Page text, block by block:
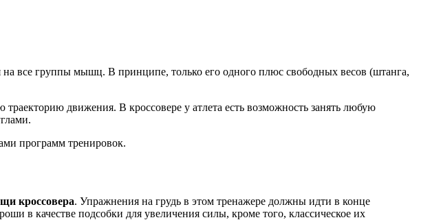
все группы мышц. В принципе, только его одного плюс свободных весов (штанга,
движения. В кроссовере у атлета есть возможность занять любую
программ тренировок.
кроссовера. Упражнения на грудь в этом тренажере должны идти в конце
в качестве подсобки для увеличения силы, кроме того, классическое их